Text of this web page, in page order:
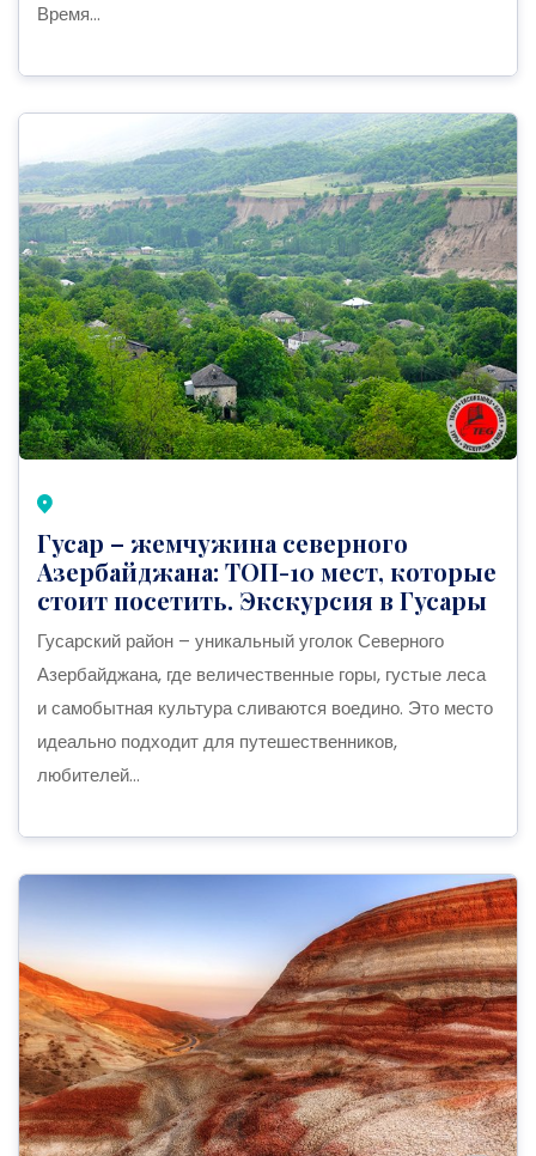
Время...
Гусар – жемчужина северного
Азербайджана: ТОП-10 мест, которые
стоит посетить. Экскурсия в Гусары
Гусарский район – уникальный уголок Северного
Азербайджана, где величественные горы, густые леса
и самобытная культура сливаются воедино. Это место
идеально подходит для путешественников,
любителей...